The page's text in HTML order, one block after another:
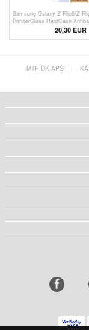
Samsung Galaxy Z Flip6/Z
PanzerGlass HardCase
Maska - Providna20,30 EUR
MTP DK APS |